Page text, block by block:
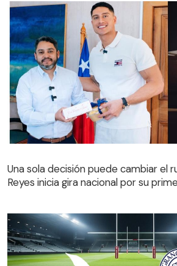
Una sola decisión puede cambiar el
Reyes inicia gira nacional por su